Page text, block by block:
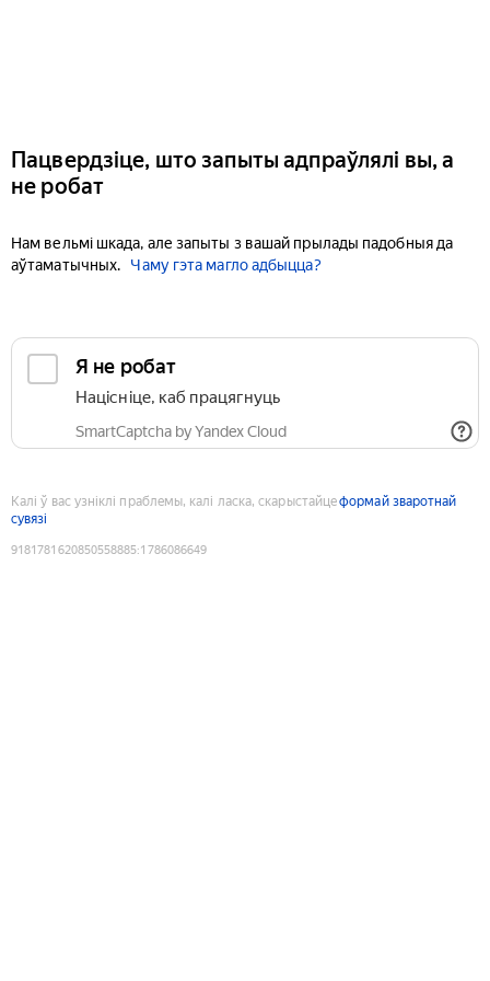
Пацвердзіце, што запыты адпраўлялі вы, а
не робат
Нам вельмі шкада, але запыты з вашай прылады падобныя да
аўтаматычных.
Чаму гэта магло адбыцца?
Я не робат
Націсніце, каб працягнуць
SmartCaptcha by Yandex Cloud
Калі ў вас узніклі праблемы, калі ласка, скарыстайцеформай зваротнай
сувязі
9181781620850558885:1786086649